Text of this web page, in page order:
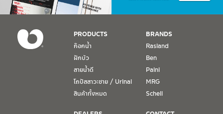
PRODUCTS
ก๊อกน้ำ
ฝักบัว
สายน้ำดี
โถปัสสาวะชาย / Urinal
สินค้าทั้งหมด
BRANDS
Rasland
Ben
Paini
MRG
Schell